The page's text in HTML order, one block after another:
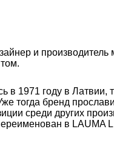
и
в 1971 году в
тогда бренд
среди других
в LAUMA